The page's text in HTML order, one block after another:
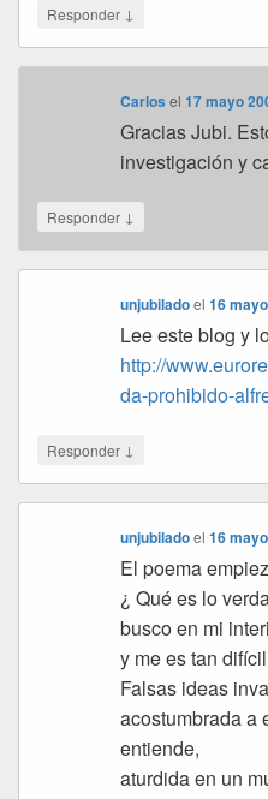
Responder ↓
Carlos el17 mayo
Gracias Jubi.
investigación y
Responder ↓
unjubiladoel16
Lee este blog y
http://
da-prohibido-
Responder ↓
unjubiladoel16
El poema
¿ Qué es lo
busco en mi
y me es tan
Falsas ideas
acostumbrada a
entiende,
aturdida en un